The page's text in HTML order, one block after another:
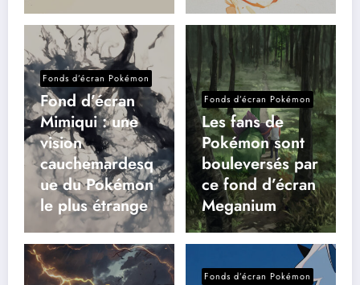
Fonds d’écran Pokémon
Fond d’écran
Mimiqui : une
vision
cauchemardesq
ue du Pokémon
le plus étrange
Fonds d’écran Pokémon
Les fans de
Pokémon sont
bouleversés par
ce fond d’écran
Meganium
Fonds d’écran Pokémon